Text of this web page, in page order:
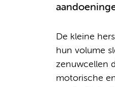
De kleine
hun volume
zenuwcellen
motorische